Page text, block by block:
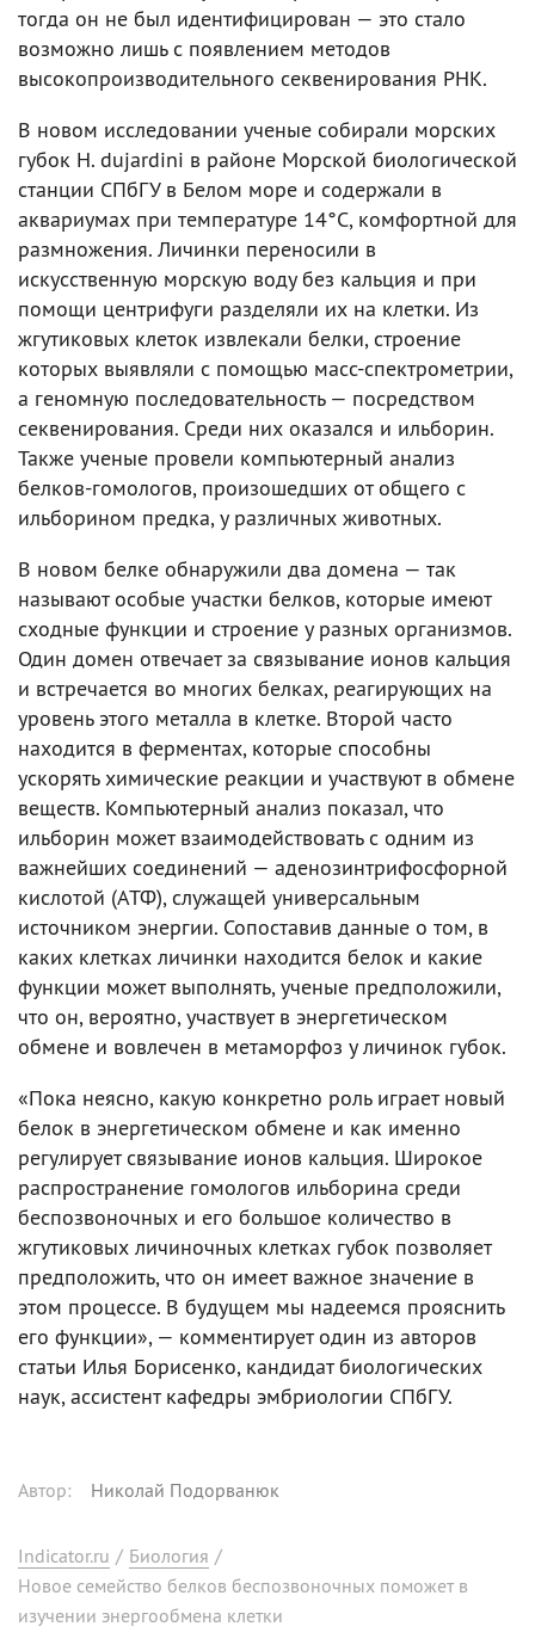
тогда он не был идентифицирован — это стало
возможно лишь с появлением методов
высокопроизводительного секвенирования РНК.
В новом исследовании ученые собирали морских
губок H. dujardini в районе Морской биологической
станции СПбГУ в Белом море и содержали в
аквариумах при температуре 14°С, комфортной для
размножения. Личинки переносили в
искусственную морскую воду без кальция и при
помощи центрифуги разделяли их на клетки. Из
жгутиковых клеток извлекали белки, строение
которых выявляли с помощью масс-спектрометрии,
а геномную последовательность — посредством
секвенирования. Среди них оказался и ильборин.
Также ученые провели компьютерный анализ
белков-гомологов, произошедших от общего с
ильборином предка, у различных животных.
В новом белке обнаружили два домена — так
называют особые участки белков, которые имеют
сходные функции и строение у разных организмов.
Один домен отвечает за связывание ионов кальция
и встречается во многих белках, реагирующих на
уровень этого металла в клетке. Второй часто
находится в ферментах, которые способны
ускорять химические реакции и участвуют в обмене
веществ. Компьютерный анализ показал, что
ильборин может взаимодействовать с одним из
важнейших соединений — аденозинтрифосфорной
кислотой (АТФ), служащей универсальным
источником энергии. Сопоставив данные о том, в
каких клетках личинки находится белок и какие
функции может выполнять, ученые предположили,
что он, вероятно, участвует в энергетическом
обмене и вовлечен в метаморфоз у личинок губок.
«Пока неясно, какую конкретно роль играет новый
белок в энергетическом обмене и как именно
регулирует связывание ионов кальция. Широкое
распространение гомологов ильборина среди
беспозвоночных и его большое количество в
жгутиковых личиночных клетках губок позволяет
предположить, что он имеет важное значение в
этом процессе. В будущем мы надеемся прояснить
его функции», — комментирует один из авторов
статьи Илья Борисенко, кандидат биологических
наук, ассистент кафедры эмбриологии СПбГУ.
Автор: Николай Подорванюк
Indicator.ru / Биология /
Новое семейство белков беспозвоночных поможет в
изучении энергообмена клетки